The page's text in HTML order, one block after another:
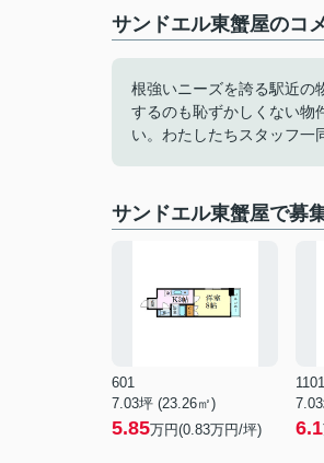
サンドエル東蟹屋のコ
根強いニーズを誇る駅近の
するのも恥ずかしくない物
い。わたしたちスタッフ一
サンドエル東蟹屋で募
601
7.03坪 (23.26㎡)
5.85万円(0.83万円/坪)
1101
6.1